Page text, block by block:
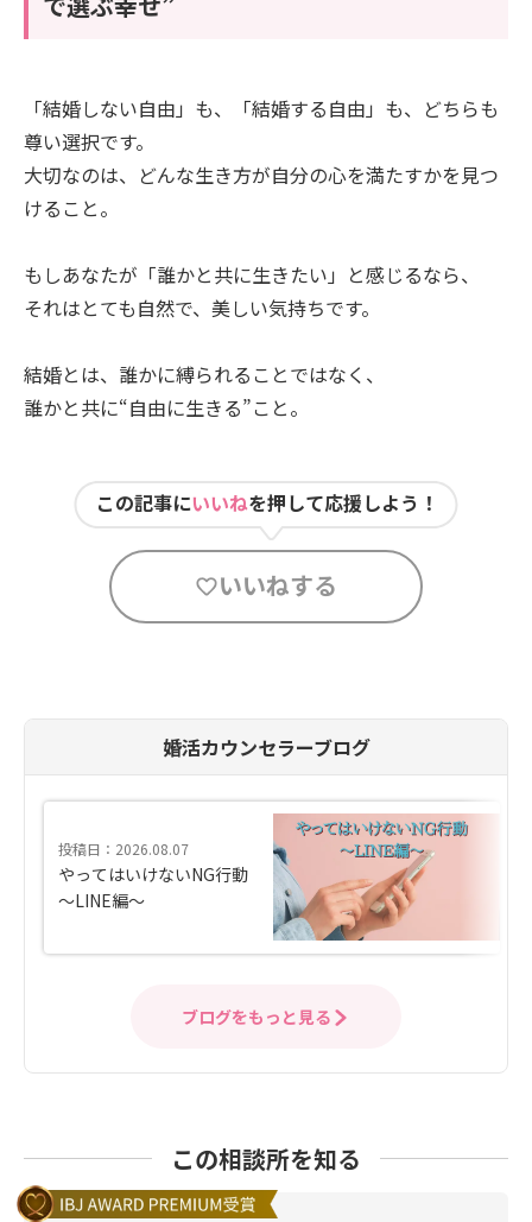
「結婚しない自由」も、「結婚する自由」も、どちらも
尊い選択です。
大切なのは、どんな生き方が自分の心を満たすかを見つ
けること。
もしあなたが「誰かと共に生きたい」と感じるなら、
それはとても自然で、美しい気持ちです。
結婚とは、誰かに縛られることではなく、
誰かと共に“自由に生きる”こと。
この記事にいいねを押して応援しよう！
いいねする
婚活カウンセラーブログ
投稿日：2026.08.07
やってはいけないNG行動
～LINE編～
ブログをもっと見る
この相談所を知る